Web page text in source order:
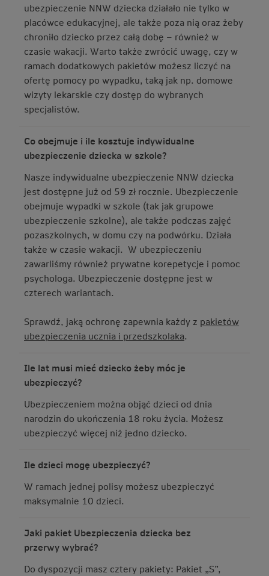
ubezpieczenie NNW dziecka działało nie tylko w
placówce edukacyjnej, ale także poza nią oraz żeby
chroniło dziecko przez całą dobę – również w
czasie wakacji. Warto także zwrócić uwagę, czy w
ramach dodatkowych pakietów możesz liczyć na
ofertę pomocy po wypadku, taką jak np. domowe
wizyty lekarskie czy dostęp do wybranych
specjalistów.
Co obejmuje i ile kosztuje indywidualne
ubezpieczenie dziecka w szkole?
Nasze indywidualne ubezpieczenie NNW dziecka
jest dostępne już od 59 zł rocznie. Ubezpieczenie
obejmuje wypadki w szkole (tak jak grupowe
ubezpieczenie szkolne), ale także podczas zajęć
pozaszkolnych, w domu czy na podwórku. Działa
także w czasie wakacji. W ubezpieczeniu
zawarliśmy również prywatne korepetycje i pomoc
psychologa. Ubezpieczenie dostępne jest w
czterech wariantach.
Sprawdź, jaką ochronę zapewnia każdy z pakietów
ubezpieczenia ucznia i przedszkolaka.
Ile lat musi mieć dziecko żeby móc je
ubezpieczyć?
Ubezpieczeniem można objąć dzieci od dnia
narodzin do ukończenia 18 roku życia. Możesz
ubezpieczyć więcej niż jedno dziecko.
Ile dzieci mogę ubezpieczyć?
W ramach jednej polisy możesz ubezpieczyć
maksymalnie 10 dzieci.
Jaki pakiet Ubezpieczenia dziecka bez
przerwy wybrać?
Do dyspozycji masz cztery pakiety: Pakiet „S”,